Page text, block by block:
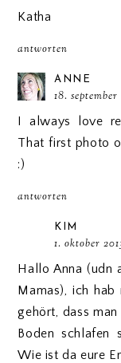
Katha
antworten
ANNE
18.
I always love
That first photo
:)
antworten
KIM
1. oktober
Hallo Anna (udn
Mamas), ich hab
gehört, dass
Boden schlafen
Wie ist da eure